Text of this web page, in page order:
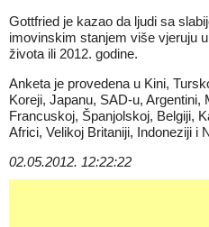
Gottfried je kazao da ljudi sa
imovinskim stanjem više vjeruju
života ili 2012. godine.
Anketa je provedena u Kini,
Koreji, Japanu, SAD-u,
Francuskoj, Španjolskoj, Belgiji,
Africi, Velikoj Britaniji, Indoneziji i
02.05.2012. 12:22:22